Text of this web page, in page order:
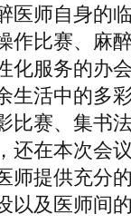
医师自身的
作比赛、麻
化服务的办
生活中的多
比赛、集书
还在本次会
师提供充分
以及医师间